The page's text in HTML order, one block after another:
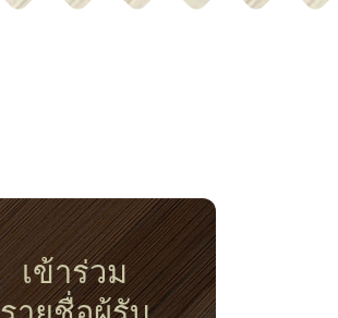
เข้าร่วม